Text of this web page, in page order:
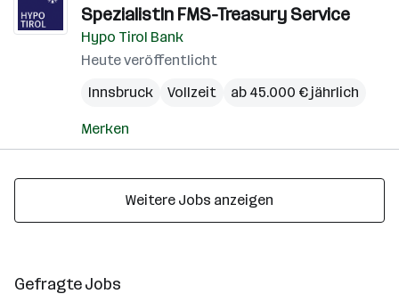
SpezialistIn FMS-Treasury Service
Hypo Tirol Bank
Heute veröffentlicht
Innsbruck
Vollzeit ab 45.000 € jährlich
Merken
Weitere Jobs anzeigen
Gefragte Jobs